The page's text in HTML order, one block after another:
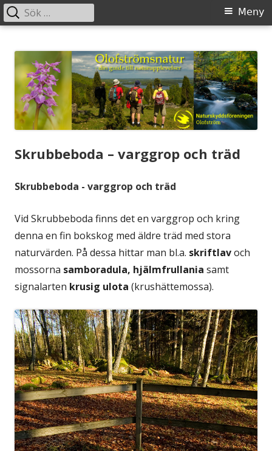
innehåll
Primär
Meny
Sök
efter:
Skrubbeboda – varggrop och träd
Skrubbeboda - varggrop och träd
Vid Skrubbeboda finns det en varggrop och kring
denna en fin bokskog med äldre träd med stora
naturvärden. På dessa hittar man bl.a. skriftlavoch
mossorna samboradula, hjälmfrullania samt
signalarten krusig ulota (krushättemossa).